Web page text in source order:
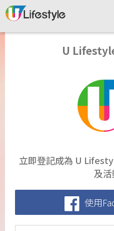
U
立即登記成為 U
及活
使用